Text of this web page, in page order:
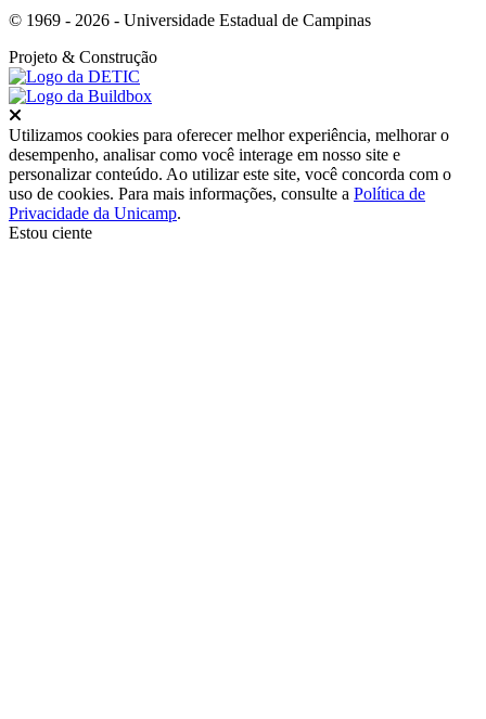
© 1969 - 2026 - Universidade Estadual de Campinas
Projeto & Construção
Utilizamos cookies para oferecer melhor experiência, melhorar o
desempenho, analisar como você interage em nosso site e
personalizar conteúdo. Ao utilizar este site, você concorda com o
uso de cookies. Para mais informações, consulte a Política de
Privacidade da Unicamp.
Estou ciente